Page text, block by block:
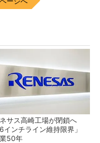
サス高崎工場が閉鎖へ
6インチライン維持限界」
50年